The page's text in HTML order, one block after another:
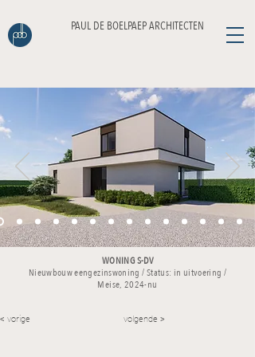
PAUL DE BOELPAEP ARCHITECTEN
WONING S-DV
Nieuwbouw eengezinswoning / Status: in uitvoering /
Meise, 2024-nu
< vorige volgende >